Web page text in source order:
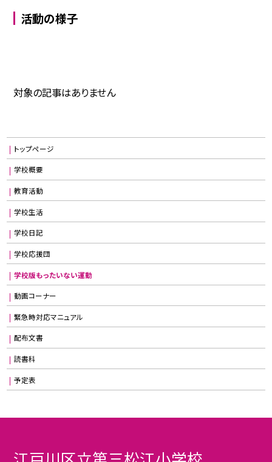
活動の様子
対象の記事はありません
トップページ
学校概要
教育活動
学校生活
学校日記
学校応援団
学校版もったいない運動
動画コーナー
緊急時対応マニュアル
配布文書
読書科
予定表